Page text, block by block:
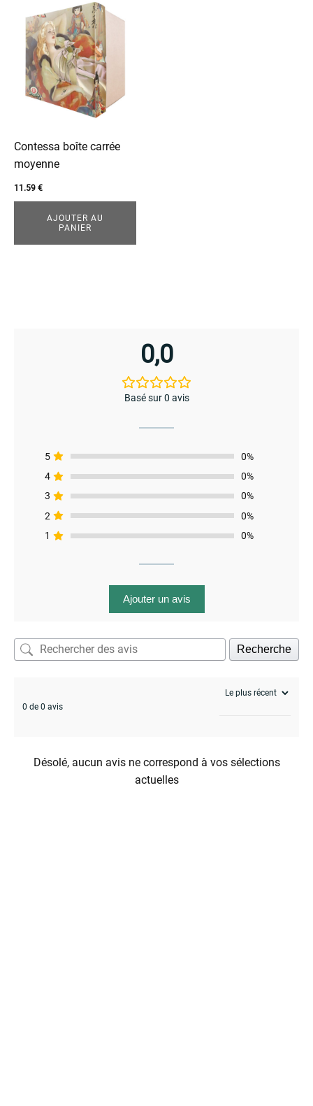
Contessa boîte carrée
moyenne
11.59 €
AJOUTER AU
PANIER
0,0
Basé sur 0 avis
5
0%
4
0%
3
0%
2
0%
1
0%
Ajouter un avis
Recherche
0 de 0 avis
Désolé, aucun avis ne correspond à vos sélections
actuelles